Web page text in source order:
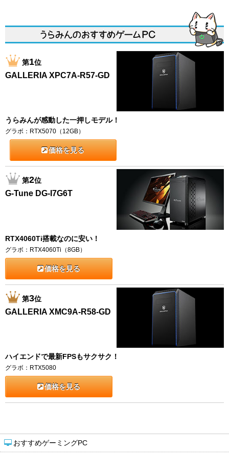
おすすめゲーミングPC
第1位
GALLERIA XPC7A-R57-GD
うらみんが感動した一押しモデル！
グラボ：RTX5070（12GB）
価格を見る
第2位
G-Tune DG-I7G6T
RTX4060Ti搭載なのに安い！
グラボ：RTX4060Ti（8GB）
価格を見る
第3位
GALLERIA XMC9A-R58-GD
ハイエンドで最新FPSもサクサク！
グラボ：RTX5080
価格を見る